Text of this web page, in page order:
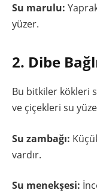
Su marulu:
yüzer.
2. Dibe
Bu bitkiler kökleri
ve çiçekleri su
Su zambağı:
vardır.
Su menekşesi: